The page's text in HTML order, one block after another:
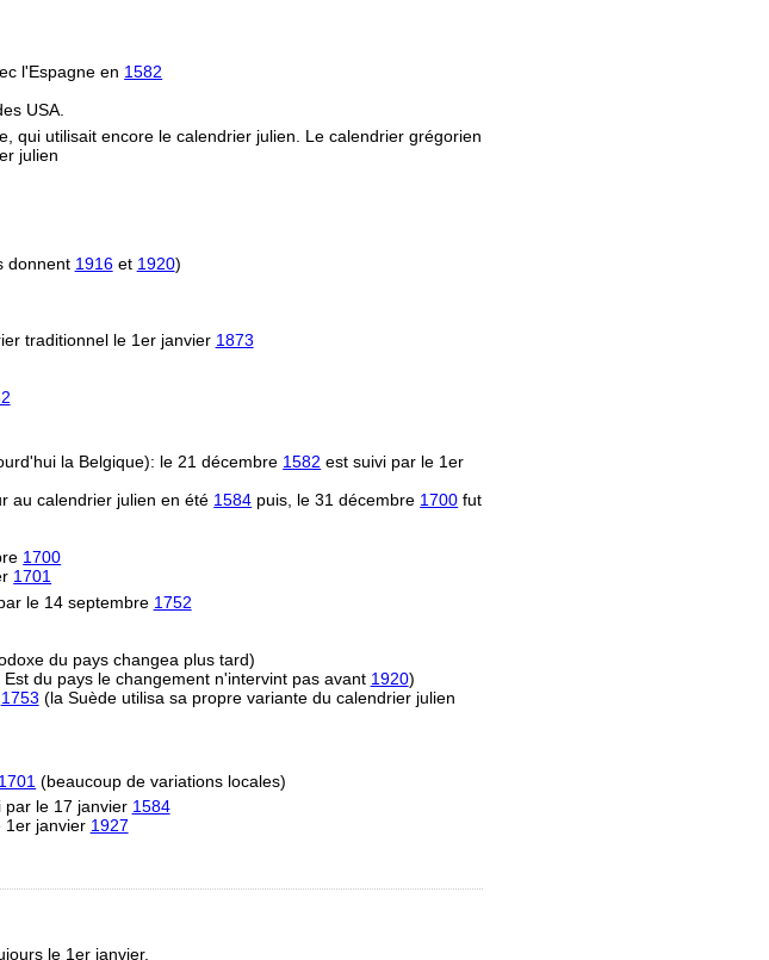
l'Espagne en 1582
USA.
qui utilisait encore le calendrier julien. Le calendrier grégorien
julien
donnent 1916et 1920)
traditionnel le 1er janvier 1873
la Belgique): le 21 décembre 1582 est suivi par le 1er
au calendrier julien en été 1584 puis, le 31 décembre 1700 fut
1700
1701
le 14 septembre 1752
du pays changea plus tard)
du pays le changement n'intervint pas avant 1920)
1753 (la Suède utilisa sa propre variante du calendrier julien
1701 (beaucoup de variations locales)
le 17 janvier 1584
1er janvier 1927
le 1er janvier.